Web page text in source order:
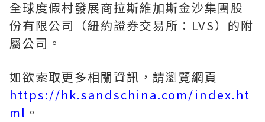
全球度假村發展商拉斯維加斯金沙集團股
份有限公司（紐約證券交易所：LVS）的附
屬公司。
如欲索取更多相關資訊，請瀏覽網頁
https://hk.sandschina.com/index.ht
ml 。